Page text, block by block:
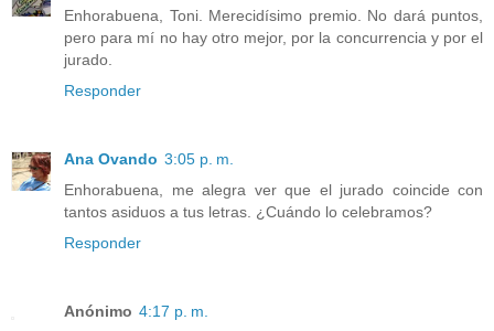
Enhorabuena, Toni. Merecidísimo premio. No dará puntos,
pero para mí no hay otro mejor, por la concurrencia y por el
jurado.
Responder
Ana Ovando 3:05 p. m.
Enhorabuena, me alegra ver que el jurado coincide con
tantos asiduos a tus letras. ¿Cuándo lo celebramos?
Responder
Anónimo 4:17 p. m.